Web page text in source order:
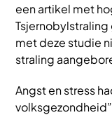
een artikel met
met deze studie
straling
Angst en stress